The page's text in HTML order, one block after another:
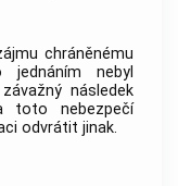
chráněnému
jednáním nebyl
následek
toto nebezpečí
odvrátit jinak.